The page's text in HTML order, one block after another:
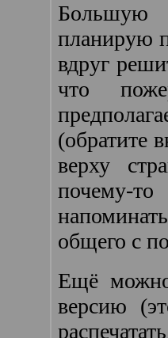
Большую
планирую
вдруг
что
(обратите
верху
почему-
общего с
Ещё можно
версию